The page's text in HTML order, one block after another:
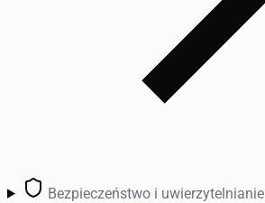
Bezpieczeństwo i uwierzytelnianie